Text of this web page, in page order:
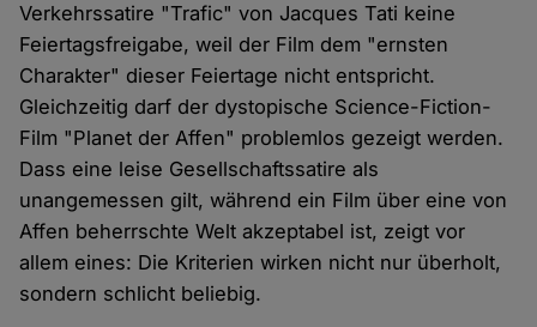
Verkehrssatire "Trafic" von Jacques Tati keine
Feiertagsfreigabe, weil der Film dem "ernsten
Charakter" dieser Feiertage nicht entspricht.
Gleichzeitig darf der dystopische Science-Fiction-
Film "Planet der Affen" problemlos gezeigt werden.
Dass eine leise Gesellschaftssatire als
unangemessen gilt, während ein Film über eine von
Affen beherrschte Welt akzeptabel ist, zeigt vor
allem eines: Die Kriterien wirken nicht nur überholt,
sondern schlicht beliebig.